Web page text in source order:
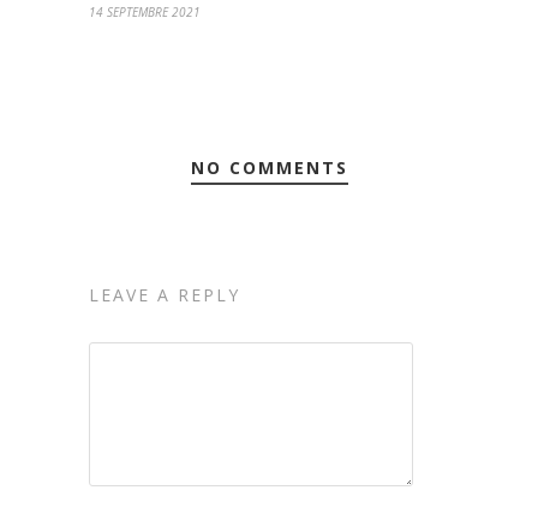
14 SEPTEMBRE 2021
NO COMMENTS
LEAVE A REPLY